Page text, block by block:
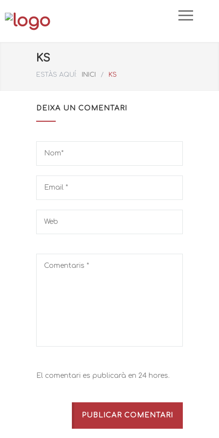
KS
ESTÀS AQUÍ: INICI / KS
DEIXA UN COMENTARI
El comentari es publicarà en 24 hores.
PUBLICAR COMENTARI